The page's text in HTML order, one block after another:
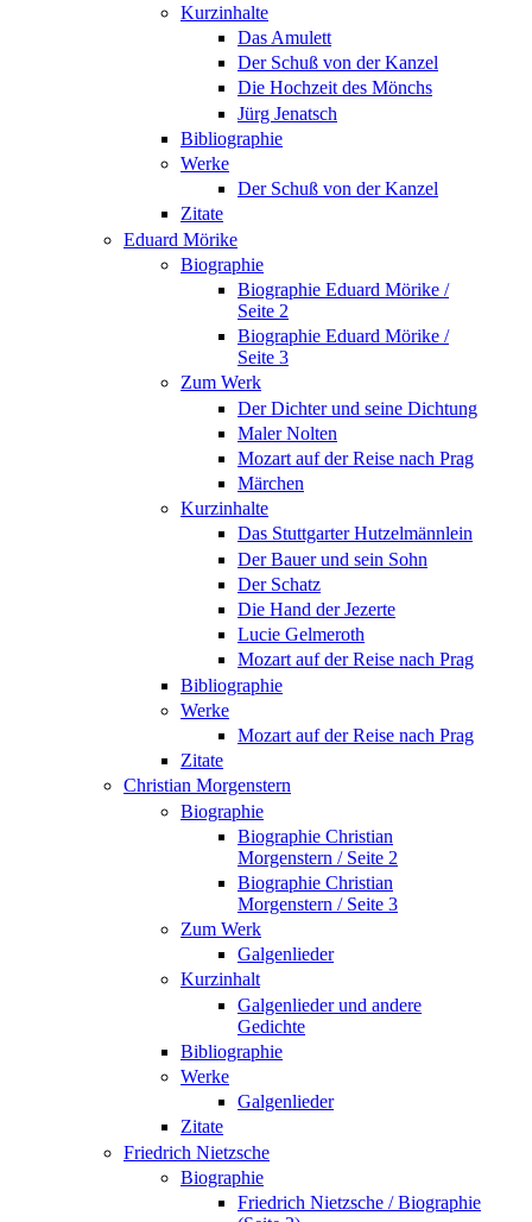
Kurzinhalte
Das Amulett
Der Schuß von der Kanzel
Die Hochzeit des Mönchs
Jürg Jenatsch
Bibliographie
Werke
Der Schuß von der Kanzel
Zitate
Eduard Mörike
Biographie
Biographie Eduard Mörike /
Seite 2
Biographie Eduard Mörike /
Seite 3
Zum Werk
Der Dichter und seine Dichtung
Maler Nolten
Mozart auf der Reise nach Prag
Märchen
Kurzinhalte
Das Stuttgarter Hutzelmännlein
Der Bauer und sein Sohn
Der Schatz
Die Hand der Jezerte
Lucie Gelmeroth
Mozart auf der Reise nach Prag
Bibliographie
Werke
Mozart auf der Reise nach Prag
Zitate
Christian Morgenstern
Biographie
Biographie Christian
Morgenstern / Seite 2
Biographie Christian
Morgenstern / Seite 3
Zum Werk
Galgenlieder
Kurzinhalt
Galgenlieder und andere
Gedichte
Bibliographie
Werke
Galgenlieder
Zitate
Friedrich Nietzsche
Biographie
Friedrich Nietzsche / Biographie